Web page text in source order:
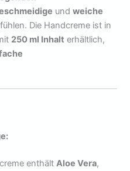
undweiche
Die Handcreme ist in
250 ml Inhalt erhältlich,
enthältAloe Vera,